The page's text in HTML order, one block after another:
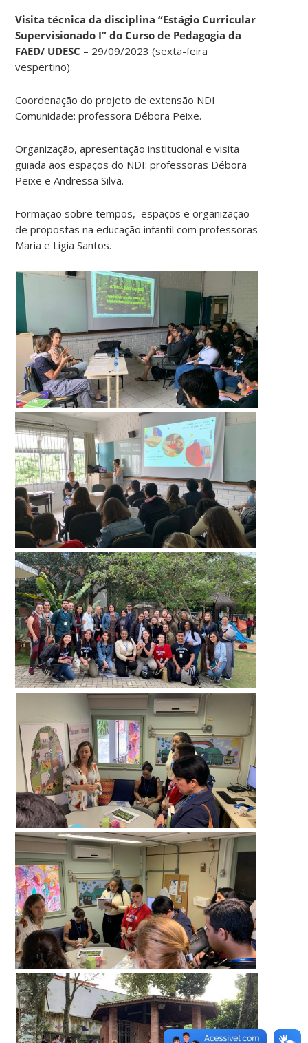
Visita técnica da disciplina “Estágio Curricular
Supervisionado I” do Curso de Pedagogia da
FAED/ UDESC – 29/09/2023 (sexta-feira
vespertino).
Coordenação do projeto de extensão NDI
Comunidade: professora Débora Peixe.
Organização, apresentação institucional e visita
guiada aos espaços do NDI: professoras Débora
Peixe e Andressa Silva.
Formação sobre tempos, espaços e organização
de propostas na educação infantil com professoras
Maria e Lígia Santos.